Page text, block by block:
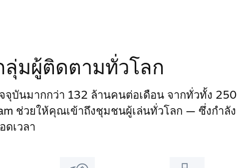
ลุ่มผู้ติดตามทั่วโลก
จุบันมากกว่า 132 ล้านคนต่อเดือน จากทั่วทั้ง 250
ช่วยให้คุณเข้าถึงชุมชนผู้เล่นทั่วโลก — ซึ่งกำลัง
ดเวลา